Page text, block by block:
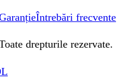
Întrebări frecvente
drepturile rezervate.